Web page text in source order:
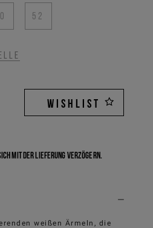
52
WISHLIST
mit der Lieferung verzögern.
weißen Ärmeln, die